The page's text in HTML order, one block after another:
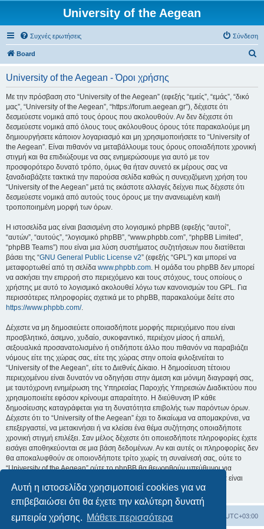
Αυτή η ιστοσελίδα χρησιμοποιεί cookies για να
επιβεβαιώσει ότι θα έχετε την καλύτερη δυνατή
εμπειρία χρήσης. Μάθετε περισσότερα
University of the Aegean
Συχνές ερωτήσεις Σύνδεση
Board
University of the Aegean - Όροι χρήσης
Με την πρόσβαση στο “University of the Aegean” (εφεξής “εμείς”, “εμάς”, “δικό
μας”, “University of the Aegean”, “https://forum.aegean.gr”), δέχεστε ότι
δεσμεύεστε νομικά από τους όρους που ακολουθούν. Αν δεν δέχεστε ότι
δεσμεύεστε νομικά από όλους τους ακόλουθους όρους τότε παρακαλούμε μη
δημιουργήσετε κάποιον λογαριασμό και μη χρησιμοποιήσετε το “University of
the Aegean”. Είναι πιθανόν να μεταβάλλουμε τους όρους οποιαδήποτε χρονική
στιγμή και θα επιδιώξουμε να σας ενημερώσουμε για αυτό με τον
προσφορότερο δυνατό τρόπο, όμως θα ήταν συνετό εκ μέρους σας να
ξαναδιαβάζετε τακτικά την παρούσα σελίδα καθώς η συνεχιζόμενη χρήση του
“University of the Aegean” μετά τις εκάστοτε αλλαγές δείχνει πως δέχεστε ότι
δεσμεύεστε νομικά από αυτούς τους όρους με την ανανεωμένη και/ή
τροποποιημένη μορφή των όρων.
Η ιστοσελίδα μας είναι βασισμένη στο λογισμικό phpBB (εφεξής “αυτοί”,
“αυτών”, “αυτούς”, “λογισμικό phpBB”, “www.phpbb.com”, “phpBB Limited”,
“phpBB Teams”) που είναι μια λύση συστήματος συζητήσεων που διατίθεται
βάσει της “GNU General Public License v2” (εφεξής “GPL”) και μπορεί να
μεταφορτωθεί από τη σελίδα www.phpbb.com. Η ομάδα του phpBB δεν μπορεί
να ασκήσει την επιρροή στο περιεχόμενο και τους στόχους, τους οποίους ο
χρήστης με αυτό το λογισμικό ακολουθεί λόγω των κανονισμών του GPL. Για
περισσότερες πληροφορίες σχετικά με το phpBB, παρακαλούμε δείτε στο
https://www.phpbb.com/.
Δέχεστε να μη δημοσιεύετε οποιασδήποτε μορφής περιεχόμενο που είναι
προσβλητικό, άσεμνο, χυδαίο, συκοφαντικό, περιέχον μίσος ή απειλή,
σεξουαλικά προσανατολισμένο ή οτιδήποτε άλλο που πιθανόν να παραβιάζει
νόμους είτε της χώρας σας, είτε της χώρας στην οποία φιλοξενείται το
“University of the Aegean”, είτε το Διεθνές Δίκαιο. Η δημοσίευση τέτοιου
περιεχομένου είναι δυνατόν να οδηγήσει στην άμεση και μόνιμη διαγραφή σας,
με ταυτόχρονη ενημέρωση της Υπηρεσίας Παροχής Υπηρεσιών Διαδικτύου που
χρησιμοποιείτε εφόσον κρίνουμε απαραίτητο. Η διεύθυνση IP κάθε
δημοσίευσης καταγράφεται για τη δυνατότητα επιβολής των παρόντων όρων.
Δέχεστε ότι το “University of the Aegean” έχει το δικαίωμα να απομακρύνει, να
επεξεργαστεί, να μετακινήσει ή να κλείσει ένα θέμα συζήτησης οποιαδήποτε
χρονική στιγμή επιλέξει. Σαν μέλος δέχεστε ότι οποιεσδήποτε πληροφορίες έχετε
εισάγει αποθηκεύονται σε μια βάση δεδομένων. Αν και αυτές οι πληροφορίες δεν
θα αποκαλυφθούν σε οποιονδήποτε τρίτο χωρίς τη συναίνεσή σας, ούτε το
“University of the Aegean” ούτε το phpBB θα θεωρηθούν υπεύθυνοι για
οποιαδήποτε απόπειρα ηλεκτρονικής εισβολής ή παραβίασης η οποία είναι
δυνατόν να οδηγήσει σε απώλεια αυτών των δεδομένων.
Board Όλοι οι χρόνοι είναι UTC+03:00
Διαγραφή cookies